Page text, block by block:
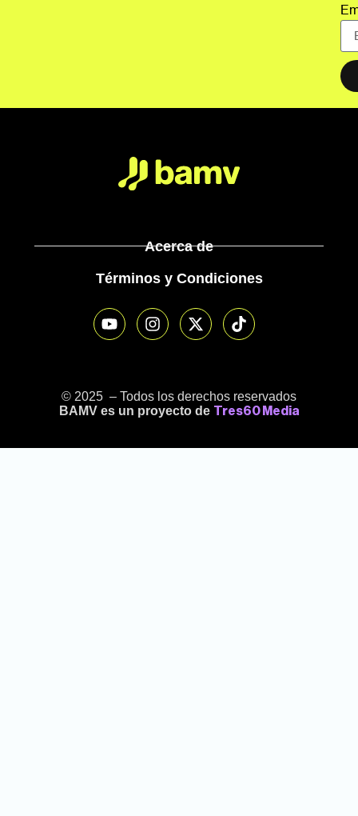
Acerca de
Términos y Condiciones
© 2025 – Todos los derechos reservados
BAMV es un proyecto de Tres60 Media